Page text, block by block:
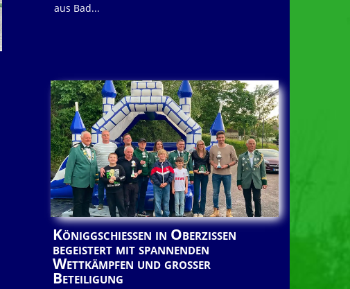
aus Bad...
Königgschießen in Oberzissen
begeistert mit spannenden
Wettkämpfen und großer
Beteiligung